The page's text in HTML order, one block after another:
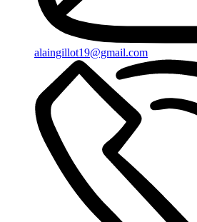
alaingillot19@gmail.com